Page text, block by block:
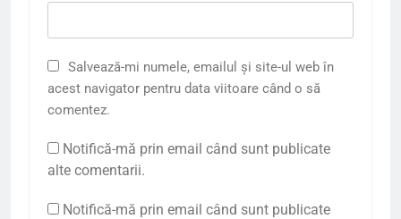
Salvează-mi numele, emailul și site-ul web în
acest navigator pentru data viitoare când o să
comentez.
Notifică-mă prin email când sunt publicate
alte comentarii.
Notifică-mă prin email când sunt publicate